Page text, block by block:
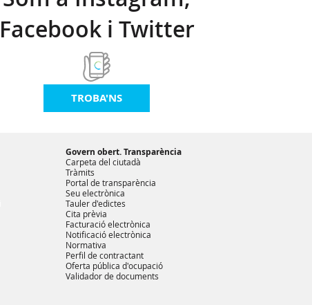
Facebook i Twitter
TROBA'NS
Govern obert. Transparència
Carpeta del ciutadà
Tràmits
Portal de transparència
Seu electrònica
Tauler d'edictes
Cita prèvia
Facturació electrònica
Notificació electrònica
Normativa
Perfil de contractant
Oferta pública d'ocupació
Validador de documents